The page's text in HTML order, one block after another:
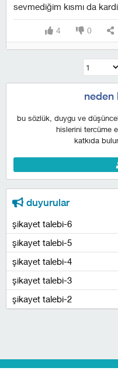
sevmediğim kısmı da
4 0
neden
bu sözlük, duygu ve
hislerini tercüme
katkıda
duyurular
şikayet talebi-6
şikayet talebi-5
şikayet talebi-4
şikayet talebi-3
şikayet talebi-2